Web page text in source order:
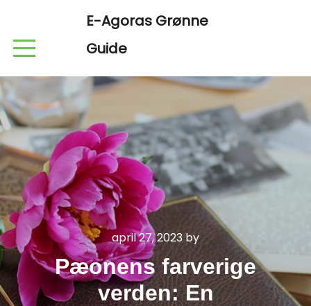
E-Agoras Grønne
Guide
april 27, 2023 by
Pæonens farverige
verden: En